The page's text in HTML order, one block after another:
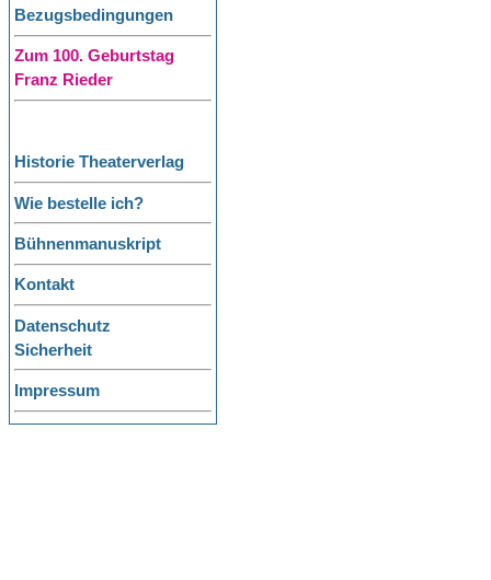
Bezugsbedingungen
Zum 100. Geburtstag
Franz Rieder
Historie Theaterverlag
Wie bestelle ich?
Bühnenmanuskript
Kontakt
Datenschutz
Sicherheit
Impressum